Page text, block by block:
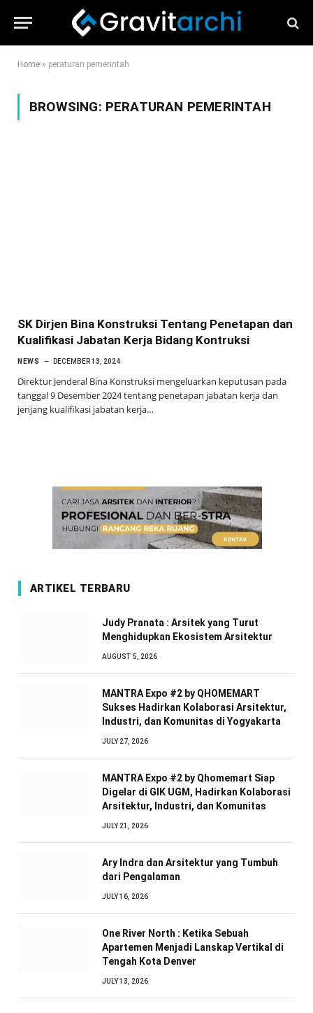
Home » peraturan pemerintah
BROWSING: PERATURAN PEMERINTAH
SK Dirjen Bina Konstruksi Tentang Penetapan dan
Kualifikasi Jabatan Kerja Bidang Kontruksi
NEWS DECEMBER 13, 2024
Direktur Jenderal Bina Konstruksi mengeluarkan keputusan pada
tanggal 9 Desember 2024 tentang penetapan jabatan kerja dan
jenjang kualifikasi jabatan kerja…
ARTIKEL TERBARU
Judy Pranata : Arsitek yang Turut
Menghidupkan Ekosistem Arsitektur
AUGUST 5, 2026
MANTRA Expo #2 by QHOMEMART
Sukses Hadirkan Kolaborasi Arsitektur,
Industri, dan Komunitas di Yogyakarta
JULY 27, 2026
MANTRA Expo #2 by Qhomemart Siap
Digelar di GIK UGM, Hadirkan Kolaborasi
Arsitektur, Industri, dan Komunitas
JULY 21, 2026
Ary Indra dan Arsitektur yang Tumbuh
dari Pengalaman
JULY 16, 2026
One River North : Ketika Sebuah
Apartemen Menjadi Lanskap Vertikal di
Tengah Kota Denver
JULY 13, 2026